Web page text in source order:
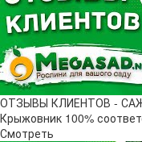
ОТЗЫВЫ КЛИЕНТОВ -
Крыжовник 100%
Смотреть